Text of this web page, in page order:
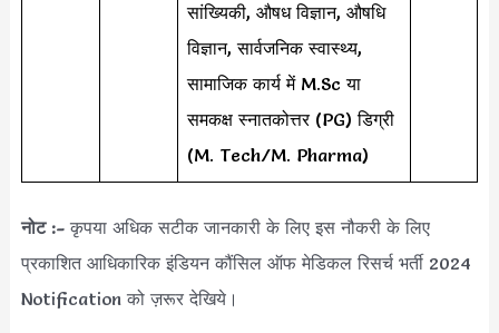
सांख्यिकी, औषध विज्ञान, औषधि
विज्ञान, सार्वजनिक स्वास्थ्य,
सामाजिक कार्य में M.Sc या
समकक्ष स्नातकोत्तर (PG) डिग्री
(M. Tech/M. Pharma)
नोट :-कृपया अधिक सटीक जानकारी के लिए इस नौकरी के लिए
प्रकाशित आधिकारिक इंडियन कौंसिल ऑफ मेडिकल रिसर्च भर्ती 2024
Notification को ज़रूर देखिये।